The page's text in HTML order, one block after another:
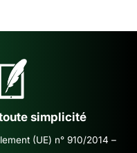
simplicité
(UE) n° 910/2014 –